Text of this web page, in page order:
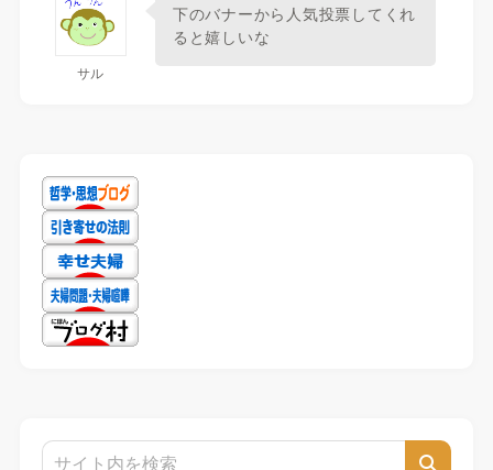
サル
下のバナーから人気投票してくれ
ると嬉しいな